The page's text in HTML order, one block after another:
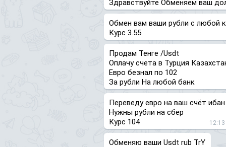
Здравствуйте Обменяем ваш
Обмен вам ваши рубли с любой
Курс 3.55
Продам Тенге /Usdt
Оплачу счета в Турция
Евро безнал по 102
За рубли На любой банк
Переведу евро на ваш счёт ибан
Нужны рубли на сбер
Курс 104
12:13
Обменяю ваши Usdt rub TrY